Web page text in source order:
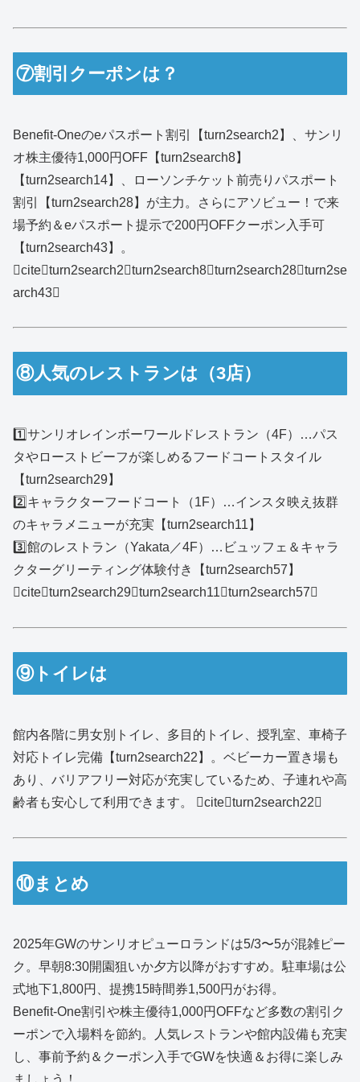
⑦割引クーポンは？
Benefit‑Oneのeパスポート割引【turn2search2】、サンリ
オ株主優待1,000円OFF【turn2search8】
【turn2search14】、ローソンチケット前売りパスポート
割引【turn2search28】が主力。さらにアソビュー！で来
場予約＆eパスポート提示で200円OFFクーポン入手可
【turn2search43】。
citeturn2search2turn2search8turn2search28turn2se
arch43
⑧人気のレストランは（3店）
1️⃣サンリオレインボーワールドレストラン（4F）…パス
タやローストビーフが楽しめるフードコートスタイル
【turn2search29】
2️⃣キャラクターフードコート（1F）…インスタ映え抜群
のキャラメニューが充実【turn2search11】
3️⃣館のレストラン（Yakata／4F）…ビュッフェ＆キャラ
クターグリーティング体験付き【turn2search57】
citeturn2search29turn2search11turn2search57
⑨トイレは
館内各階に男女別トイレ、多目的トイレ、授乳室、車椅子
対応トイレ完備【turn2search22】。ベビーカー置き場も
あり、バリアフリー対応が充実しているため、子連れや高
齢者も安心して利用できます。 citeturn2search22
⑩まとめ
2025年GWのサンリオピューロランドは5/3〜5が混雑ピー
ク。早朝8:30開園狙いか夕方以降がおすすめ。駐車場は公
式地下1,800円、提携15時間券1,500円がお得。
Benefit‑One割引や株主優待1,000円OFFなど多数の割引ク
ーポンで入場料を節約。人気レストランや館内設備も充実
し、事前予約＆クーポン入手でGWを快適＆お得に楽しみ